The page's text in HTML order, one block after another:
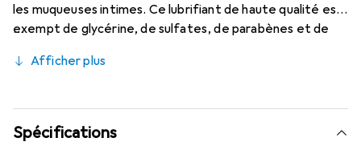
les muqueuses intimes. Ce lubrifiant de haute qualité est
exempt de glycérine, de sulfates, de parabènes et de
nocif. Avec son approbation médicale, le lubrifiant S8
réglementations actuelles de l'UE concernant les
produits d'hygiène intime, et constitue une alternative
fiable, économique et transparente par rapport à
Afficher plus
Spécifications